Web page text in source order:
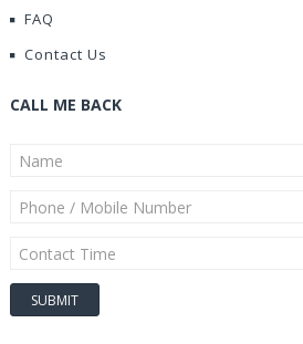
FAQ
Contact Us
CALL ME BACK